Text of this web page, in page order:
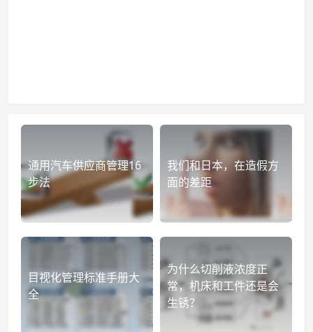
通用汽车供应商管理16
步法
我们和日本，在造假方
面的差距
目视化管理标准手册大
全
为什么切削液浓度正
常，机床和工件还是会
生锈？